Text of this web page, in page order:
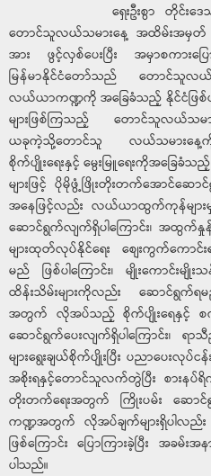
ရှေးဦးစွာ တိုင်းဒေသကြီးစီမံ
တောင်သူလယ်သမားနေ့ အထိမ်းအမှတ် တ
အား ဖွင့်လှစ်ပေးပြီး အမှာစကားပြ
မြန်မာနိုင်ငံတော်သည် တောင်သူလယ်
လယ်ယာကဏ္ဍကို အခြေခံသည့် နိုင်ငံဖြစ်ပ
များဖြစ်ကြသည့် တောင်သူလယ်သမာ
ယခုကဲ့သို့တောင်သူ လယ်သမားနေ့ကို ကျင်
စိုက်ပျိုးရေးနှင့် မွေးမြူရေးကိုအခြ
များဖြင့် ပိုမိုဖွံ့ဖြိုးတိုးတက်အောင်ဆော
အနေဖြင့်လည်း လယ်ယာထွက်ကုန်များ
ဆောင်ရွက်လျက်ရှိပါကြောင်း၊ အထွက်နှုန်
များထုတ်လုပ်နိုင်ရေး စျေးကွက်ကော
မည် ဖြစ်ပါကြောင်း၊ မျိုးကောင်းမျို
ထိန်းသိမ်းများကိုလည်း ဆောင်ရွက်ရမည်
အတွက် လိုအပ်သည့် စိုက်ပျိုးရေနှင့် စက်
ဆောင်ရွက်ပေးလျက်ရှိပါကြောင်း၊
များရွေးချယ်စိုက်ပျိုးပြီး ပညာပေးလုပ်
အစိုးရနှင့်တောင်သူလက်တွဲပြီး စားနပ်ရိ
တိုးတက်ရေးအတွက် ကြိုးပမ်း ဆောင်ရွက်
ကဏ္ဍအတွက် လိုအပ်ချက်များရှိပါလည်
ဖြစ်ကြောင်း ပြောကြားခဲ့ပြီး အခမ်း
ပါသည်။